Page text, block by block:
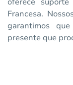
oferece
Francesa.
garantimos
presente que